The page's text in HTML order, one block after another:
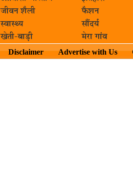
जीवन शैली
फैशन
स्वास्थ्य
सौंदर्य
खेती-बाड़ी मेरा गांव
Disclaimer Advertise with Us